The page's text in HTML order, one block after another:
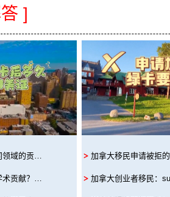
]
域的贡…
贡献？…
加拿大移民申请被拒
加拿大创业者移民：